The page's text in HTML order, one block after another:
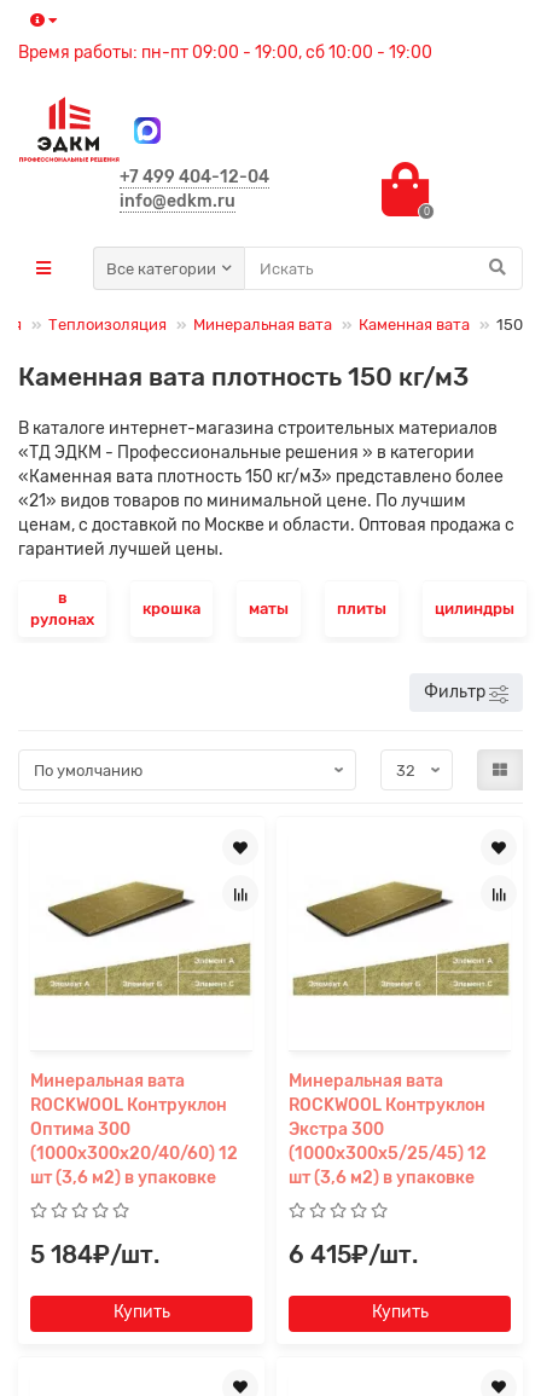
Время работы: пн-пт 09:00 - 19:00, сб 10:00 - 19:00
+7 499 404-12-04
info@edkm.ru
0
Все категории
Теплоизоляция Минеральная вата Каменная вата 150
Каменная вата плотность 150 кг/м3
В каталоге интернет-магазина строительных материалов
«ТД ЭДКМ - Профессиональные решения » в категории
«Каменная вата плотность 150 кг/м3» представлено более
«21» видов товаров по минимальной цене. По лучшим
ценам, с доставкой по Москве и области. Оптовая продажа с
гарантией лучшей цены.
в
рулонах
крошка маты плиты цилиндры
Фильтр
Минеральная вата
ROCKWOOL Контруклон
Оптима 300
(1000x300x20/40/60) 12
шт (3,6 м2) в упаковке
5 184₽/шт.
Купить
Минеральная вата
ROCKWOOL Контруклон
Экстра 300
(1000x300x5/25/45) 12
шт (3,6 м2) в упаковке
6 415₽/шт.
Купить